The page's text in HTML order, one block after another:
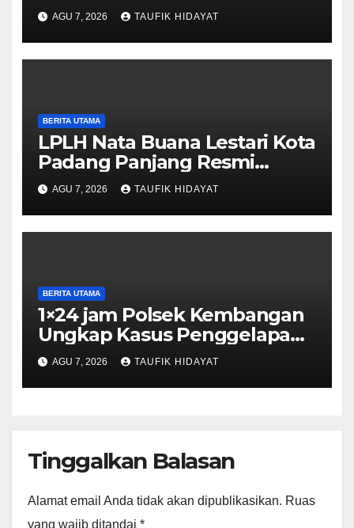
Timur, Warga Didorong
Manfaatkan untuk
Musyawarah dan Kegiatan
AGU 7, 2026 TAUFIK HIDAYAT
BERITA UTAMA
LPLH Nata Buana Lestari Kota
Padang Panjang Resmi
Dilantik, Diharapkan Perkuat
Sinergi Pelestarian
Lingkungan
AGU 7, 2026 TAUFIK HIDAYAT
BERITA UTAMA
1×24 jam Polsek Kembangan
Ungkap Kasus Penggelapan
Motor Bermodus Kenalan di
Aplikasi Kencan, Pelaku
Dibekuk di Ciputat
AGU 7, 2026 TAUFIK HIDAYAT
Tinggalkan Balasan
Alamat email Anda tidak akan dipublikasikan. Ruas
yang wajib ditandai *